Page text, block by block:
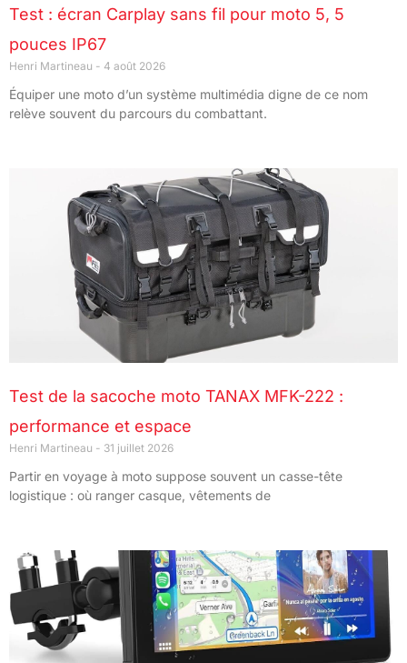
Test : écran Carplay sans fil pour moto 5, 5
pouces IP67
Henri Martineau 4 août 2026
Équiper une moto d’un système multimédia digne de ce nom
relève souvent du parcours du combattant.
Test de la sacoche moto TANAX MFK-222 :
performance et espace
Henri Martineau 31 juillet 2026
Partir en voyage à moto suppose souvent un casse-tête
logistique : où ranger casque, vêtements de